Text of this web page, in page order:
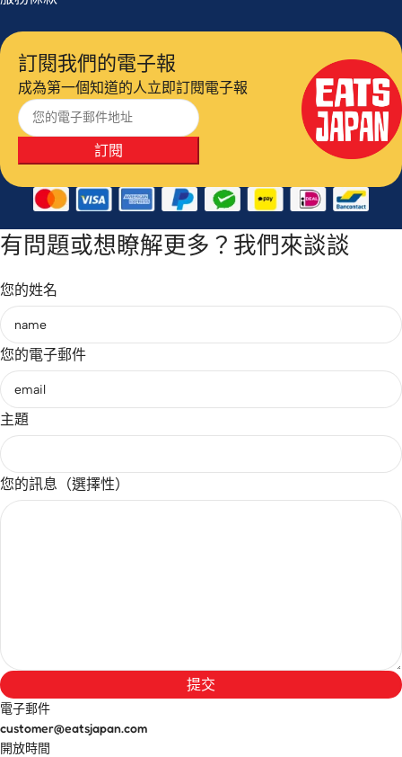
訂閱我們的電子報
成為第一個知道的人立即訂閱電子報
訂閱
有問題或想瞭解更多？我們來談談
您的姓名
您的電子郵件
主題
您的訊息（選擇性）
提交
電子郵件
customer@eatsjapan.com
開放時間